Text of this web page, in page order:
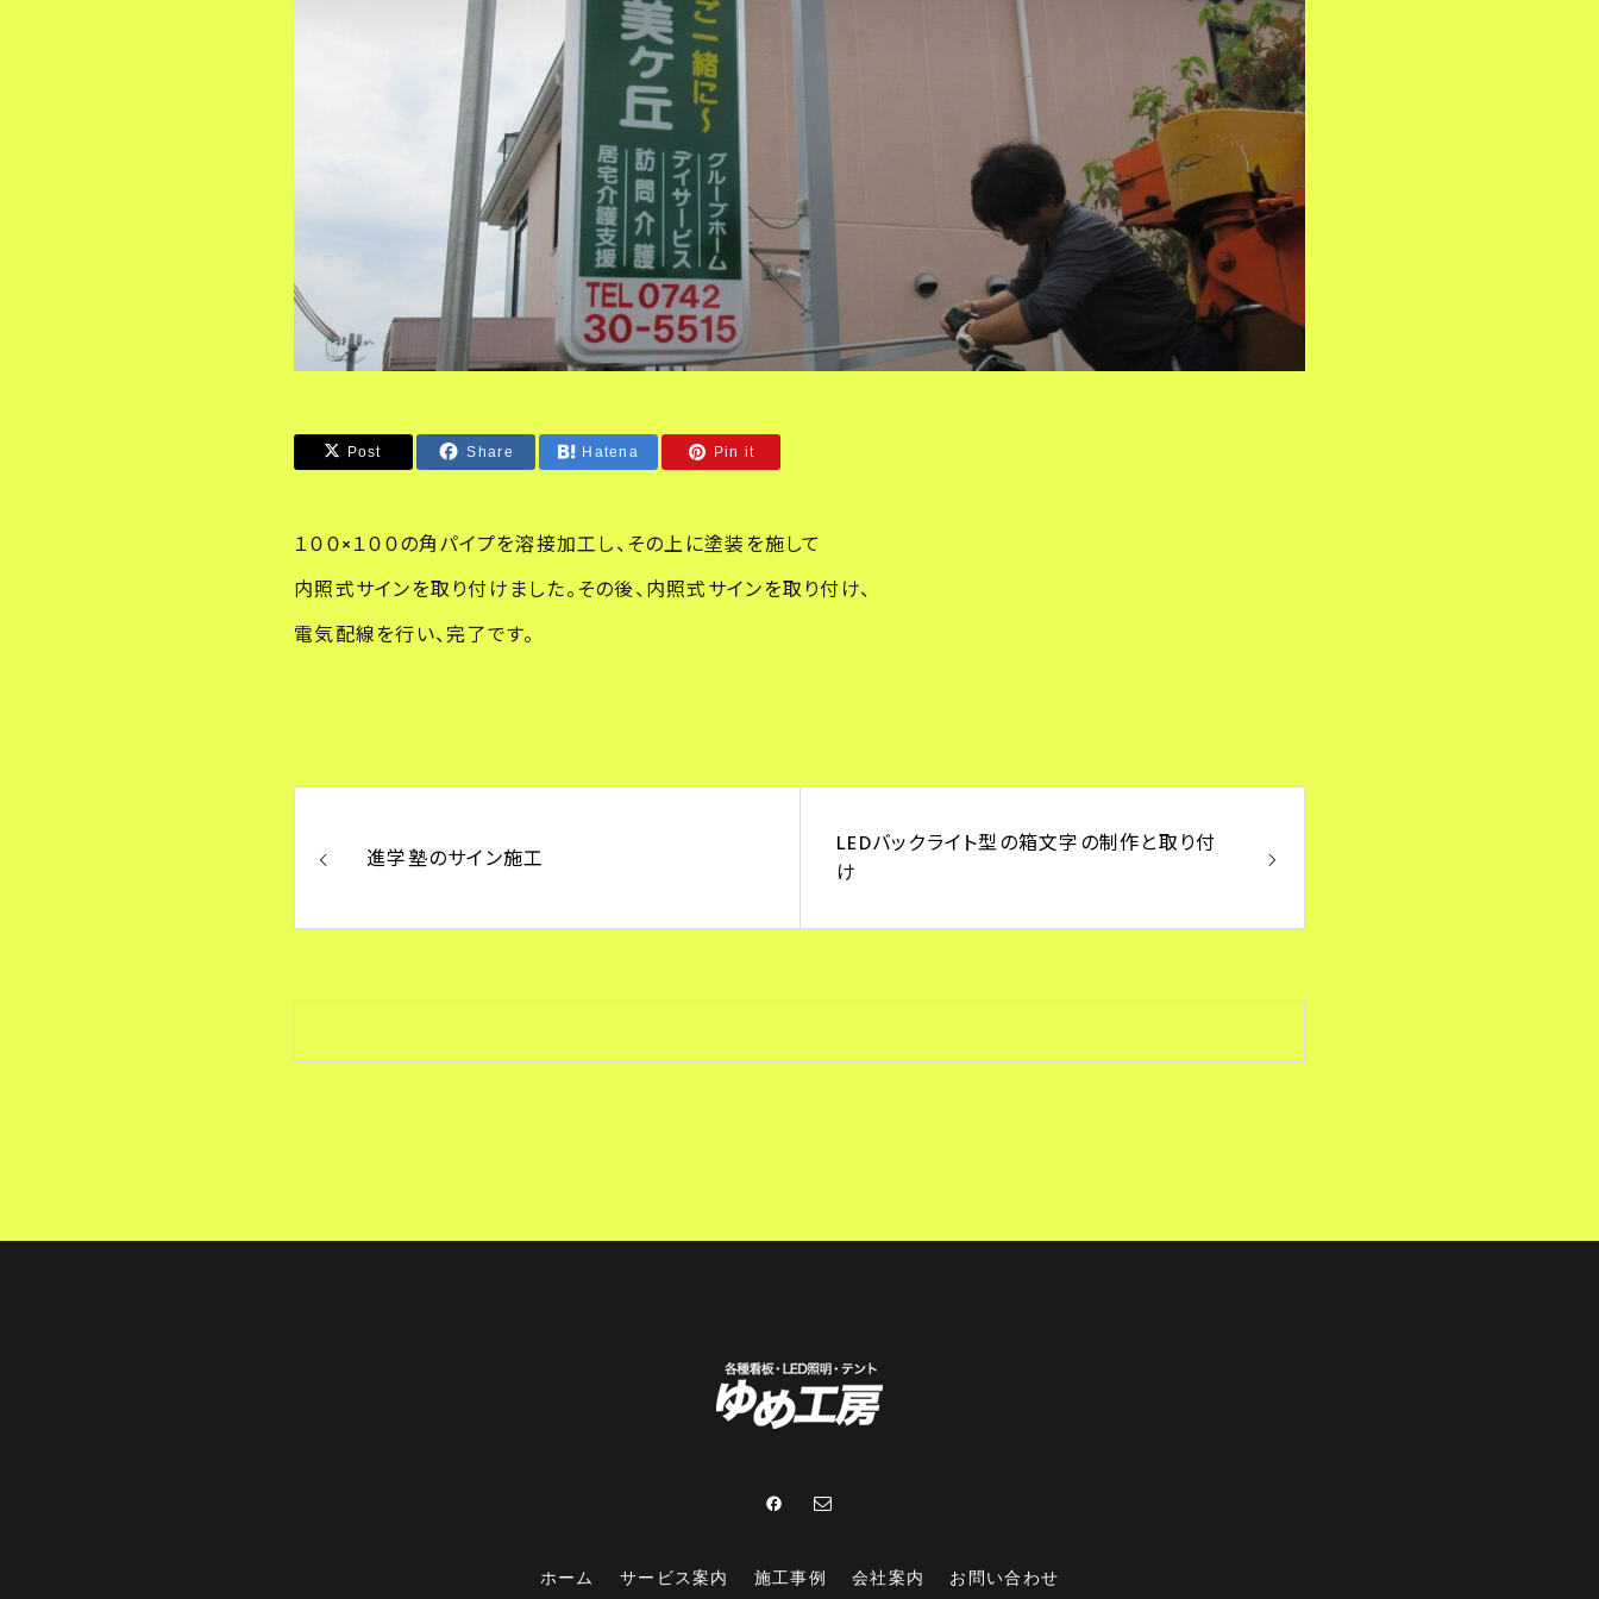
Post Share Hatena Pin it
１００×１００の角パイプを溶接加工し、その上に塗装を施して
内照式サインを取り付けました。その後、内照式サインを取り付け、
電気配線を行い、完了です。
進学塾のサイン施工
LEDバックライト型の箱文字の制作と取り付
け
ホーム サービス案内 施工事例 会社案内 お問い合わせ